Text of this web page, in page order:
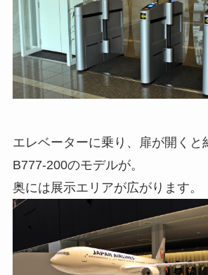
エレベーターに乗り、扉が開くと
B777-200のモデルが。
奥には展示エリアが広がります。